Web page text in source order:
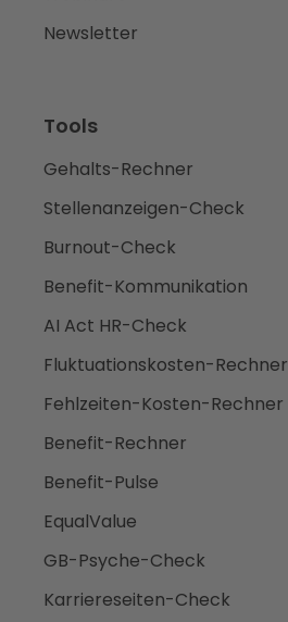
Newsletter
Tools
Gehalts-Rechner
Stellenanzeigen-Check
Burnout-Check
Benefit-Kommunikation
AI Act HR-Check
Fluktuationskosten-Rechner
Fehlzeiten-Kosten-Rechner
Benefit-Rechner
Benefit-Pulse
EqualValue
GB-Psyche-Check
Karriereseiten-Check